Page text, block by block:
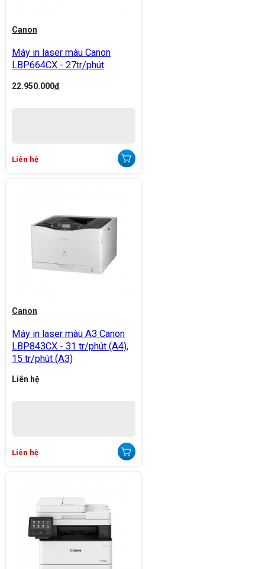
Canon
Máy in laser màu Canon
LBP664CX - 27tr/phút
22.950.000đ
Liên hệ
Canon
Máy in laser màu A3 Canon
LBP843CX - 31 tr/phút (A4),
15 tr/phút (A3)
Liên hệ
Liên hệ